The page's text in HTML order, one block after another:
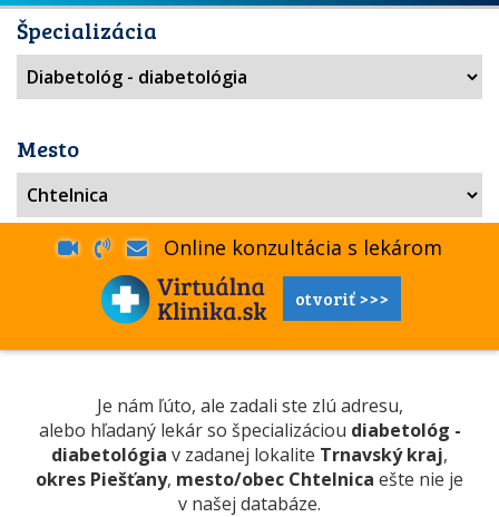
Špecializácia
Mesto
Online konzultácia s lekárom
otvoriť >>>
Je nám ľúto, ale zadali ste zlú adresu,
alebo hľadaný lekár so špecializáciou diabetológ -
diabetológia v zadanej lokalite Trnavský kraj,
okres Piešťany, mesto/obec Chtelnica ešte nie je
v našej databáze.